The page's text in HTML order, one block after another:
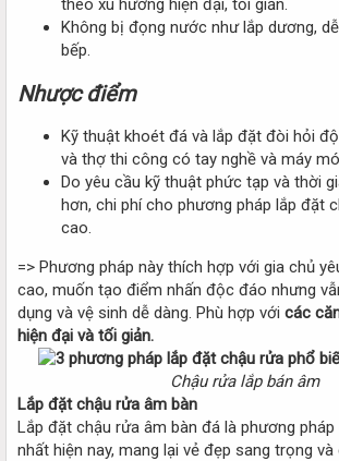
Không bị đọng nước như lắp dương,
bếp.
Nhược điểm
Kỹ thuật khoét đá và lắp đặt đòi hỏi
và thợ thi công có tay nghề và máy
Do yêu cầu kỹ thuật phức tạp và thời
hơn, chi phí cho phương pháp lắp đặt
cao.
=> Phương pháp này thích hợp với gia chủ
cao, muốn tạo điểm nhấn độc đáo nhưng
dụng và vệ sinh dễ dàng. Phù hợp với các
hiện đại và tối giản.
Chậu rửa lắp bán âm
Lắp đặt chậu rửa âm bàn
Lắp đặt chậu rửa âm bàn đá là phương
nhất hiện nay, mang lại vẻ đẹp sang trọng